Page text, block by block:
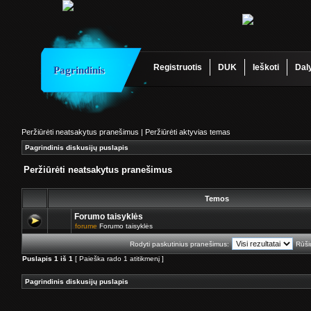
Pagrindinis Registruotis DUK Ieškoti
Peržiūrėti neatsakytus pranešimus | Peržiūrėti aktyvias temas
Pagrindinis diskusijų puslapis
Peržiūrėti neatsakytus pranešimus
Temos
Forumo taisyklės
forume Forumo taisyklės
Rodyti paskutinius pranešimus:
Puslapis 1 iš 1 [ Paieška rado 1 atitikmenį ]
Pagrindinis diskusijų puslapis